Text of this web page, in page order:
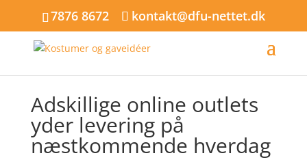
7876 8672 kontakt@dfu-nettet.dk
Adskillige online outlets
yder levering på
næstkommende hverdag